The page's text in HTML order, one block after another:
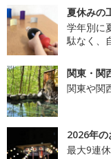
夏休みの
学年別に
駄なく、
関東・関
関東や関
2026年の
最大9連